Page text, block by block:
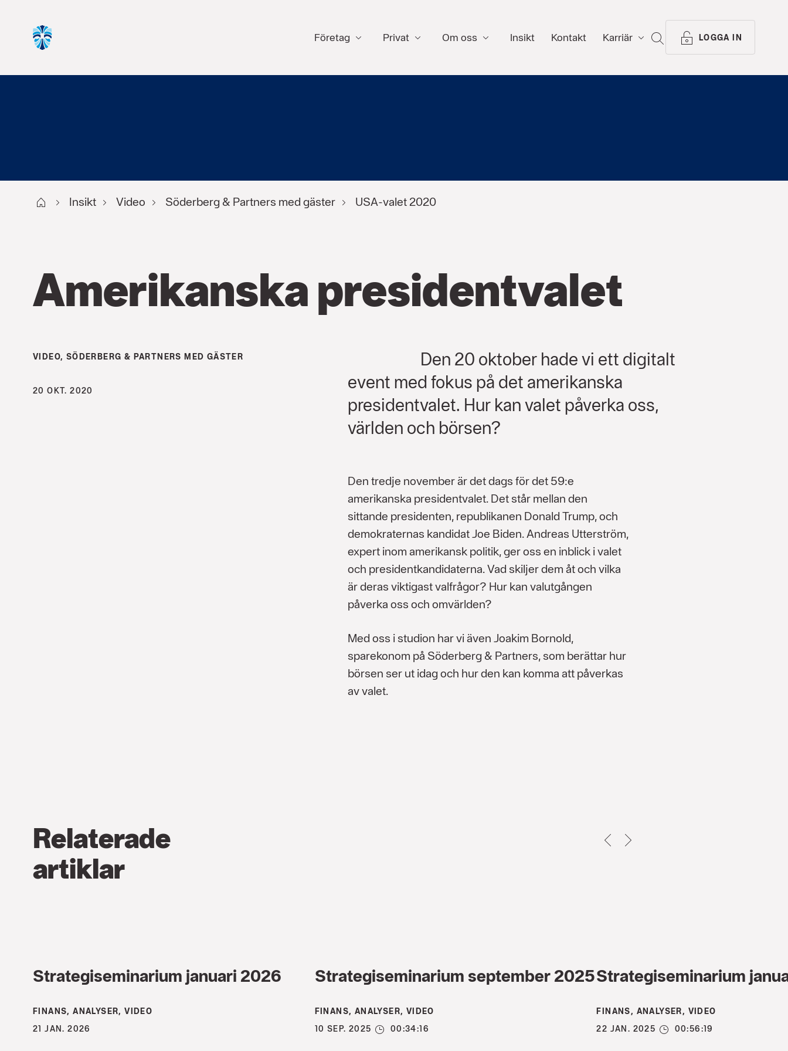
Företag Privat Om oss Insikt Kontakt Karriär SÖK LOGGA IN
Start Insikt Video Söderberg & Partners med gäster USA-valet 2020
Amerikanska presidentvalet
VIDEO, SÖDERBERG & PARTNERS MED GÄSTER
20 OKT. 2020
Den 20 oktober hade vi ett digitalt
event med fokus på det amerikanska
presidentvalet. Hur kan valet påverka oss,
världen och börsen?
Den tredje november är det dags för det 59:e
amerikanska presidentvalet. Det står mellan den
sittande presidenten, republikanen Donald Trump, och
demokraternas kandidat Joe Biden. Andreas Utterström,
expert inom amerikansk politik, ger oss en inblick i valet
och presidentkandidaterna. Vad skiljer dem åt och vilka
är deras viktigast valfrågor? Hur kan valutgången
påverka oss och omvärlden?
Med oss i studion har vi även Joakim Bornold,
sparekonom på Söderberg & Partners, som berättar hur
börsen ser ut idag och hur den kan komma att påverkas
av valet.
Relaterade
artiklar
TILLBAKA
Strategiseminarium januari 2026
FINANS, ANALYSER, VIDEO
21 JAN. 2026
Strategiseminarium september 2025
FINANS, ANALYSER, VIDEO
10 SEP. 2025
00:34:16
Strategiseminarium
FINANS, ANALYSER, VIDEO
22 JAN. 2025
00:56:19